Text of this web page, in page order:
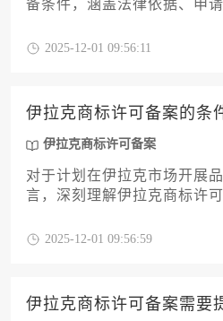
备条件，涵盖法律依据、申
成功备案的实操指引，助您
2025-12-01 09:56:11
伊拉克商标许可备案的条
伊拉克商标许可备案
对于计划在伊拉克市场开展
言，深刻理解伊拉克商标许
统梳理在伊拉克完成此项备
南，助力其品牌国际化战略
2025-12-01 09:56:59
伊拉克商标许可备案需要